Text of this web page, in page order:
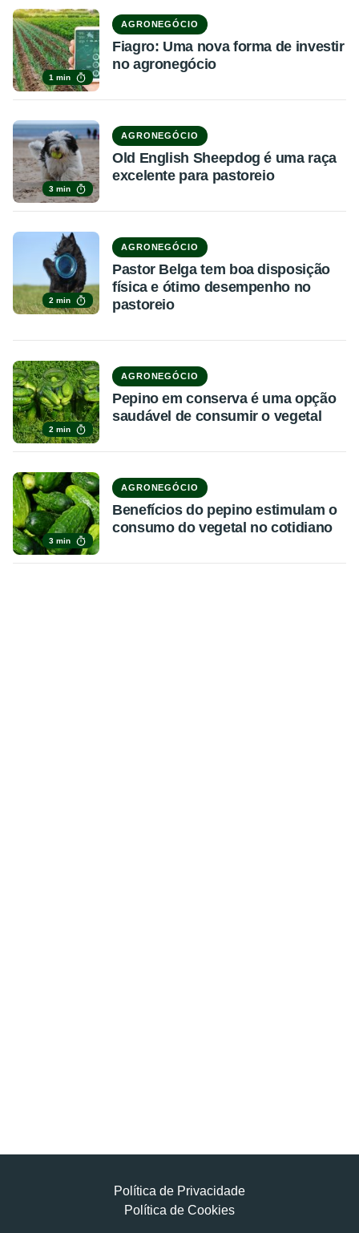
1 min
AGRONEGÓCIO
Fiagro: Uma nova forma de investir
no agronegócio
3 min
AGRONEGÓCIO
Old English Sheepdog é uma raça
excelente para pastoreio
2 min
AGRONEGÓCIO
Pastor Belga tem boa disposição
física e ótimo desempenho no
pastoreio
2 min
AGRONEGÓCIO
Pepino em conserva é uma opção
saudável de consumir o vegetal
3 min
AGRONEGÓCIO
Benefícios do pepino estimulam o
consumo do vegetal no cotidiano
Política de Privacidade
Política de Cookies